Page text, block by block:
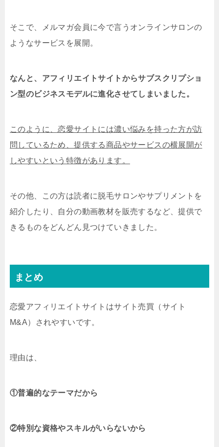
そこで、メルマガ会員に今で言うオンラインサロンの
ようなサービスを展開。
なんと、アフィリエイトサイトからサブスクリプショ
ン型のビジネスモデルに進化させてしまいました。
このように、恋愛サイトには濃い悩みを持った方が訪
問しているため、提供する商品やサービスの横展開が
しやすいという特徴があります。
その他、この方は読者に脱毛サロンやサプリメントを
紹介したり、自分の動画教材を販売するなど、提供で
きるものをどんどん見つけていきました。
まとめ
恋愛アフィリエイトサイトはサイト売買（サイト
M&A）されやすいです。
理由は、
①普遍的なテーマだから
②特別な資格やスキルがいらないから